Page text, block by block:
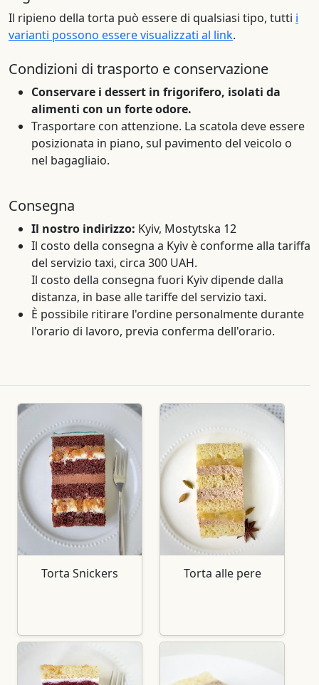
Il ripieno della torta può essere di qualsiasi tipo, tutti i
varianti possono essere visualizzati al link.
Condizioni di trasporto e conservazione
Conservare i dessert in frigorifero, isolati da
alimenti con un forte odore.
Trasportare con attenzione. La scatola deve essere
posizionata in piano, sul pavimento del veicolo o
nel bagagliaio.
Consegna
Il nostro indirizzo: Kyiv, Mostytska 12
Il costo della consegna a Kyiv è conforme alla tariffa
del servizio taxi, circa 300 UAH.
Il costo della consegna fuori Kyiv dipende dalla
distanza, in base alle tariffe del servizio taxi.
È possibile ritirare l'ordine personalmente durante
l'orario di lavoro, previa conferma dell'orario.
Torta Snickers Torta alle pere